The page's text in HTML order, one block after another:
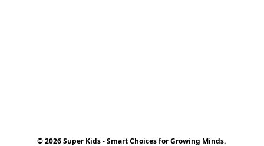
© 2026 Super Kids - Smart Choices for Growing Minds.